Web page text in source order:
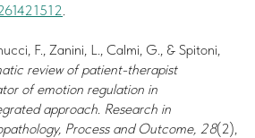
F., Zanini, L., Calmi, G., & Spitoni,
review of patient-therapist
of emotion regulation in
approach Research in
Process and Outcome, 28(2),